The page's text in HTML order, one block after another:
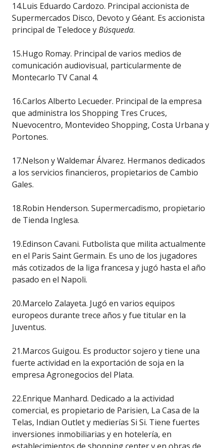
14.Luis Eduardo Cardozo. Principal accionista de
Supermercados Disco, Devoto y Géant. Es accionista
principal de Teledoce yBúsqueda.
15.Hugo Romay. Principal de varios medios de
comunicación audiovisual, particularmente de
Montecarlo TV Canal 4.
16.Carlos Alberto Lecueder. Principal de la empresa
que administra los Shopping Tres Cruces,
Nuevocentro, Montevideo Shopping, Costa Urbana y
Portones.
17.Nelson y Waldemar Álvarez. Hermanos dedicados
a los servicios financieros, propietarios de Cambio
Gales.
18.Robin Henderson. Supermercadismo, propietario
de Tienda Inglesa.
19.Edinson Cavani. Futbolista que milita actualmente
en el Paris Saint Germain. Es uno de los jugadores
más cotizados de la liga francesa y jugó hasta el año
pasado en el Napoli.
20.Marcelo Zalayeta. Jugó en varios equipos
europeos durante trece años y fue titular en la
Juventus.
21.Marcos Guigou. Es productor sojero y tiene una
fuerte actividad en la exportación de soja en la
empresa Agronegocios del Plata.
22.Enrique Manhard. Dedicado a la actividad
comercial, es propietario de Parisien, La Casa de la
Telas, Indian Outlet y medierías Si Si. Tiene fuertes
inversiones inmobiliarias y en hotelería, en